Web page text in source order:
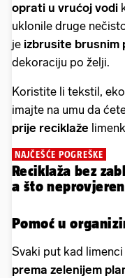
oprati u vrućoj vodi
uklonile druge
je izbrusite brusnim
dekoraciju po želji.
Koristite li tekstil,
imajte na umu da
prije reciklaže
NAJČEŠĆE POGREŠKE
Reciklaža bez
a što
Pomoć u
Svaki put kad
prema zelenijem